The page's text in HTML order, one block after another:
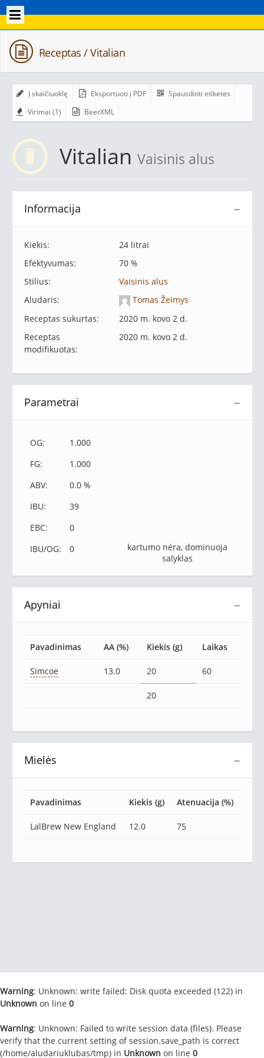
Receptas / Vitalian
Į skaičiuoklę Eksportuoti į PDF
Spausdinti etiketes
Virimai (1)
BeerXML
Vitalian Vaisinis alus
−
Informacija
Kiekis:
24 litrai
Efektyvumas:
70 %
Stilius:
Vaisinis alus
Aludaris:
Tomas Žeimys
Receptas sukurtas:
2020 m. kovo 2 d.
Receptas
modifikuotas:
2020 m. kovo 2 d.
−
Parametrai
OG:
1.000
FG:
1.000
ABV:
0.0 %
IBU:
39
EBC:
0
IBU/OG:
0
kartumo nėra, dominuoja
salyklas
−
Apyniai
Pavadinimas AA (%) Kiekis (g) Laikas
Simcoe 13.0 20 60
20
−
Mielės
Pavadinimas Kiekis (g) Atenuacija (%)
LalBrew New England 12.0 75
Warning: Unknown: write failed: Disk quota exceeded (122) in
Unknown on line 0
Warning: Unknown: Failed to write session data (files). Please
verify that the current setting of session.save_path is correct
(/home/aludariuklubas/tmp) in Unknown on line 0